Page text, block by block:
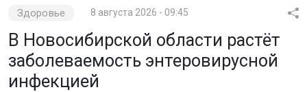
Здоровье 8 августа 2026 - 09:45
В Новосибирской области растёт
заболеваемость энтеровирусной
инфекцией